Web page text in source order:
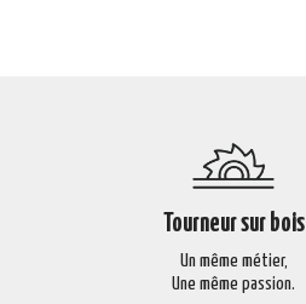
Tourneur sur bois
Un même métier,
Une même passion.